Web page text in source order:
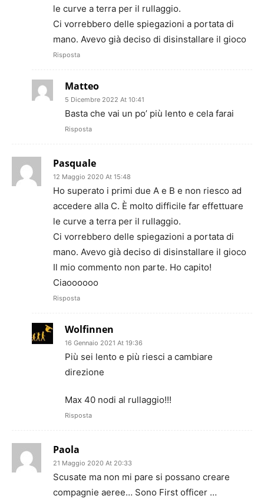
le curve a terra per il rullaggio.
Ci vorrebbero delle spiegazioni a portata di
mano. Avevo già deciso di disinstallare il gioco
Risposta
Matteo
5 Dicembre 2022 At 10:41
Basta che vai un po’ più lento e cela farai
Risposta
Pasquale
12 Maggio 2020 At 15:48
Ho superato i primi due A e B e non riesco ad
accedere alla C. È molto difficile far effettuare
le curve a terra per il rullaggio.
Ci vorrebbero delle spiegazioni a portata di
mano. Avevo già deciso di disinstallare il gioco
Il mio commento non parte. Ho capito!
Ciaoooooo
Risposta
Wolfinnen
16 Gennaio 2021 At 19:36
Più sei lento e più riesci a cambiare
direzione
Max 40 nodi al rullaggio!!!
Risposta
Paola
21 Maggio 2020 At 20:33
Scusate ma non mi pare si possano creare
compagnie aeree… Sono First officer …